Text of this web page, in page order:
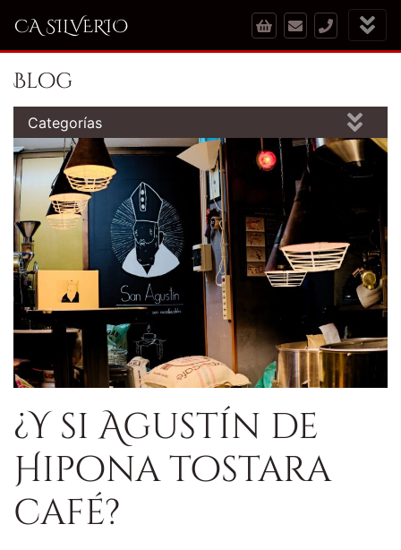
CA SILVERIO
Blog
Categorías
¿Y si Agustín de
Hipona tostara
café?